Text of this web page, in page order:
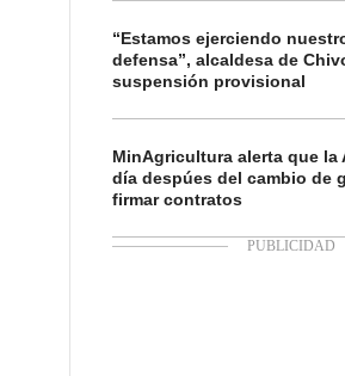
“Estamos ejerciendo
defensa”, alcaldesa de
suspensión provisional
MinAgricultura alerta que la
día despúes del cambio de
firmar contratos